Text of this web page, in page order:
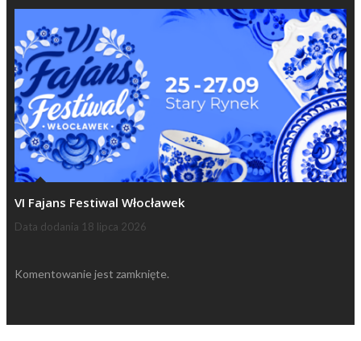
VI Fajans Festiwal Włocławek
Data dodania 18 lipca 2026
Komentowanie jest zamknięte.